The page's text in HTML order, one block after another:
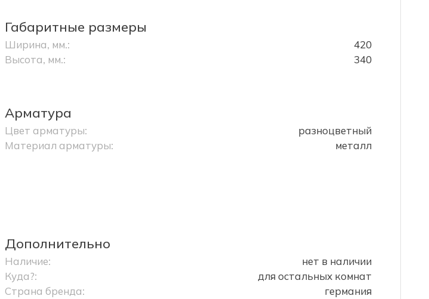
Габаритные размеры
Ширина, мм.:
420
Высота, мм.:
340
Арматура
Цвет арматуры:
разноцветный
Материал арматуры:
металл
Дополнительно
Наличие:
нет в наличии
Куда?:
для остальных комнат
Страна бренда:
германия